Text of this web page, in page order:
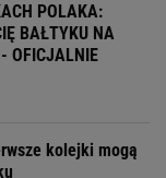
POLAKA:
BAŁTYKU NA
- OFICJALNIE
kolejki mogą